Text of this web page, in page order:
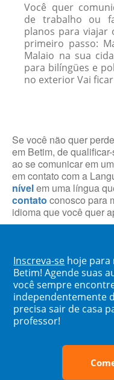
Você quer
de trabalho ou
planos para viajar
primeiro passo:
Malaio na sua
para bilíngües e
no exterior Vai
Se você não quer
em Betim, de
ao se comunicar em
em contato com a
nívelem uma língua
contato conosco para
idioma que você quer
Inscreva-se hoje para
Betim! Agende suas
você sempre
independentemente
precisa sair de casa
professor!